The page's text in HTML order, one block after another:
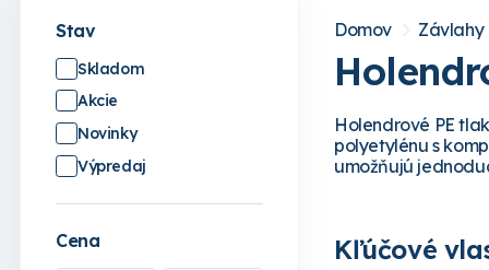
Stav
Skladom
Akcie
Novinky
Výpredaj
Cena
Domov Závlahy
Holendrové PE
polyetylénu s
umožňujú
Kľúčové